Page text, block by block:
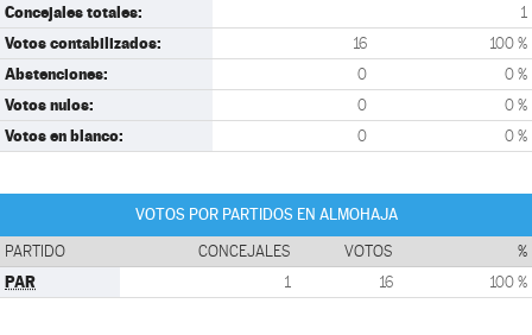
Concejales totales: 1
Votos contabilizados: 16 100 %
Abstenciones: 0 0 %
Votos nulos: 0 0 %
Votos en blanco: 0 0 %
VOTOS POR PARTIDOS EN ALMOHAJA
PARTIDO CONCEJALES VOTOS %
PAR 1 16 100 %